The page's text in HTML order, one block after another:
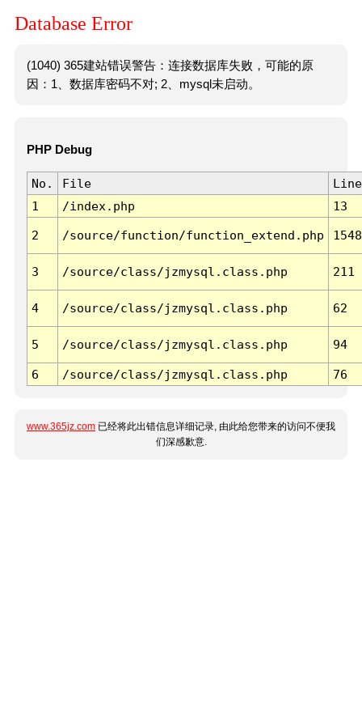
Database Error
(1040) 365建站错误警告：连接数据库失败，可能的原
因：1、数据库密码不对; 2、mysql未启动。
PHP Debug
No. File
Line
1
/index.php 13
2 /source/function/function_extend.php 1548
3 /source/class/jzmysql.class.php 211
4 /source/class/jzmysql.class.php 62
5 /source/class/jzmysql.class.php 94
6 /source/class/jzmysql.class.php 76
www.365jz.com 已经将此出错信息详细记录, 由此给您带来的访问不便我
们深感歉意.